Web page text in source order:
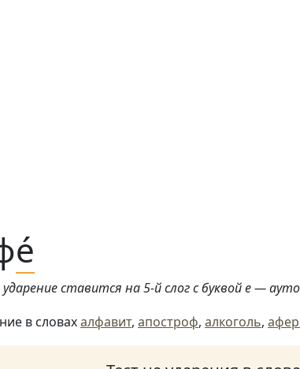
е́
ставится на 5-й слог с буквой е —
в словахалфавит, апостроф, алкоголь,